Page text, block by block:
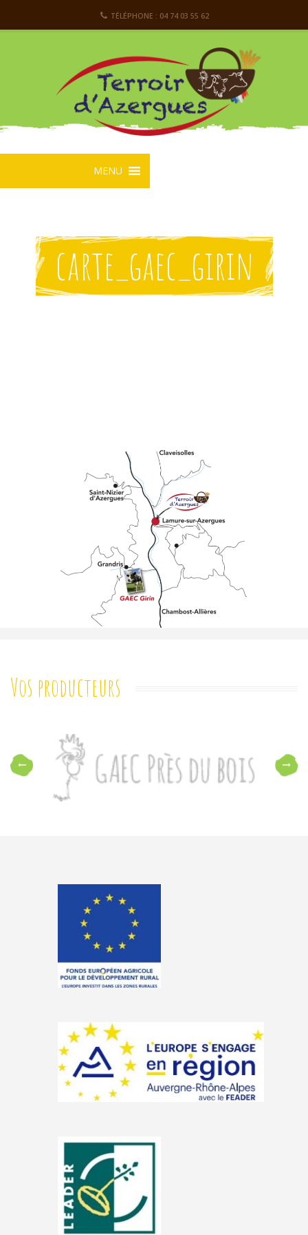
TÉLÉPHONE : 04 74 03 55 62
MENU
carte_gaec_girin
Vos producteurs